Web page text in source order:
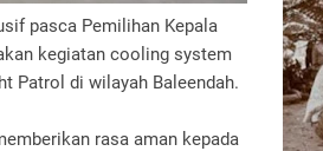
pasca Pemilihan Kepala
kegiatan cooling system
Patrol di wilayah Baleendah.
rasa aman kepada